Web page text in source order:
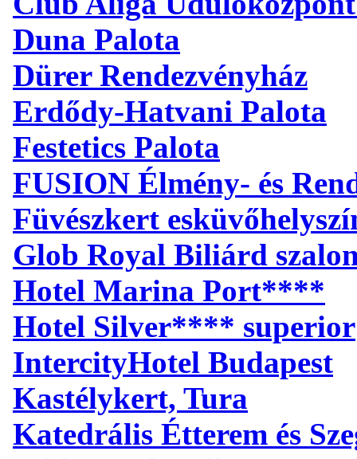
Duna Palota
Dürer Rendezvényház
Erdődy-Hatvani Palota
Festetics Palota
FUSION Élmény- és
Füvészkert
Glob Royal Biliárd
Hotel Marina Port****
Hotel Silver**** superior
IntercityHotel Budapest
Kastélykert, Tura
Katedrális Étterem és